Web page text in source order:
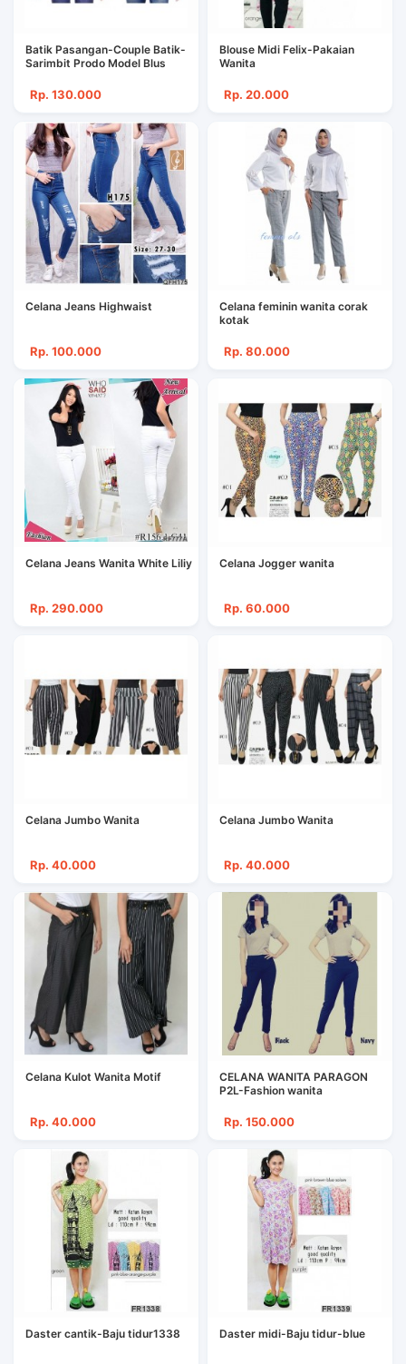
Batik Pasangan-Couple Batik-
Sarimbit Prodo Model Blus
Rp. 130.000
Blouse Midi Felix-Pakaian
Wanita
Rp. 20.000
Celana Jeans Highwaist
Rp. 100.000
Celana feminin wanita corak
kotak
Rp. 80.000
Celana Jeans Wanita White Liliy
Rp. 290.000
Celana Jogger wanita
Rp. 60.000
Celana Jumbo Wanita
Rp. 40.000
Celana Jumbo Wanita
Rp. 40.000
Celana Kulot Wanita Motif
Rp. 40.000
CELANA WANITA PARAGON
P2L-Fashion wanita
Rp. 150.000
Daster cantik-Baju tidur1338 Daster midi-Baju tidur-blue